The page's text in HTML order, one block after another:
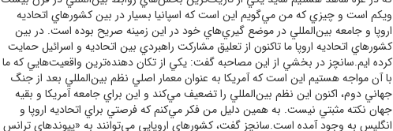
ويکم است و چيزي که من مي‌گويم اين است که اسپانيا بسيار در بين کشورهاي اتحاديه
اروپا و جامعه بين‌المللي در موضع گيري‌هاي خود در اين زمينه صريح بوده است. در بين
کشورهاي اتحاديه اروپا ما تاکنون از تعليق مشارکت راهبردي بين اتحاديه و اسرائيل حمايت
کرده ايم.سانچز در بخشي از اين مصاحبه گفت: يکي از تکان دهنده‌ترين واقعيت‌هايي که ما
با آن مواجه هستيم اين است که آمريکا به عنوان معمار اصلي نظم بين‌المللي بعد از جنگ
جهاني دوم، اکنون اين نظم بين‌المللي را تضعيف مي‌کند و اين براي جامعه آمريکا و بقيه
جهان نکته مثبتي نيست. به همين دليل من فکر مي‌کنم که فرصتي براي اتحاديه اروپا و
انگليس به وجود آمده است.سانچز گفت، کشورهاي اروپايي مي‌توانند به «پيوندهاي ترانس